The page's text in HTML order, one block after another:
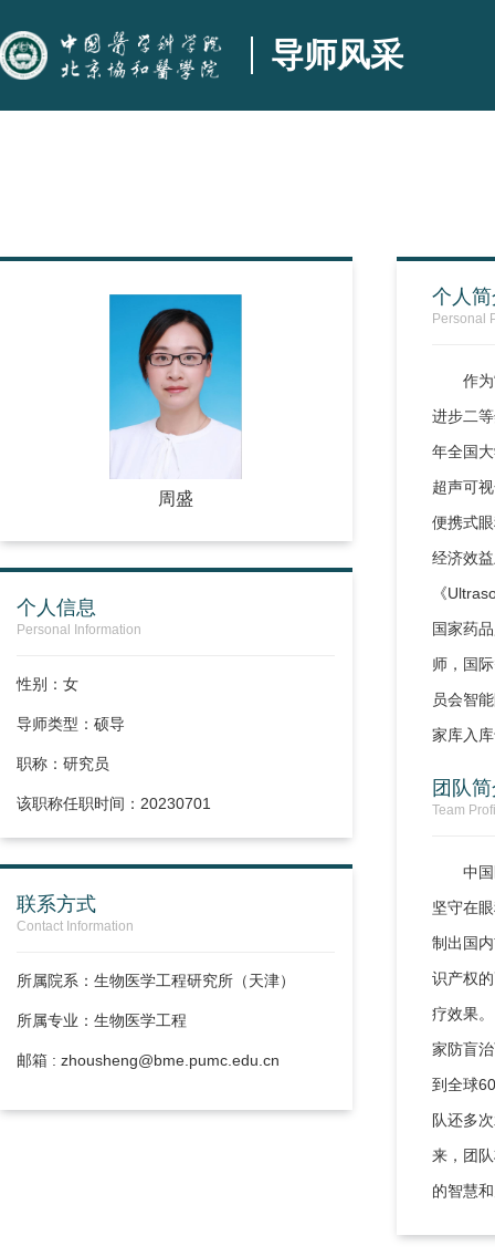
导师风采
周盛
个人信息
Personal Information
性别：女
导师类型：硕导
职称：研究员
该职称任职时间：20230701
联系方式
Contact Information
所属院系：生物医学工程研究所（天津）
所属专业：生物医学工程
邮箱 : zhousheng@bme.pumc.edu.cn
个人
Personal
作
进步二
年全国
超声可
便携式
经济效
《
国家药
师，国
员会智
家库入
团队
Team
中
坚守在
制出国
识产权
疗效果
家防盲
到全球
队还多
来，团
的智慧